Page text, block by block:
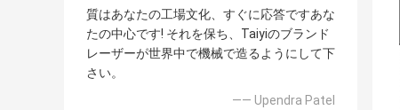
質はあなたの工場文化、すぐに応答ですあな
たの中心です! それを保ち、Taiyiのブランド
レーザーが世界中で機械で造るようにして下
さい。
—— Upendra Patel